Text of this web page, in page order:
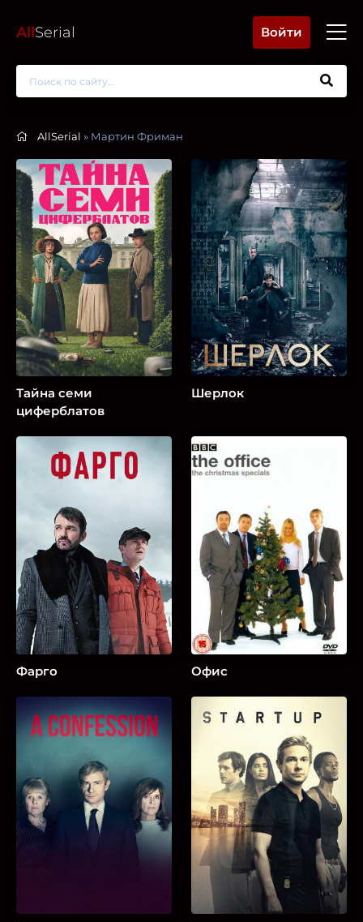
AllSerial Войти
AllSerial » Мартин Фриман
Тайна семи
циферблатов
Шерлок
Фарго Офис